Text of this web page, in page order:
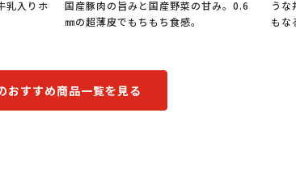
甘み。0.6
うな丼はもちろん、豚丼、焼肉のたれに
もなる万能たれです。
おすすめ商品一覧を見る